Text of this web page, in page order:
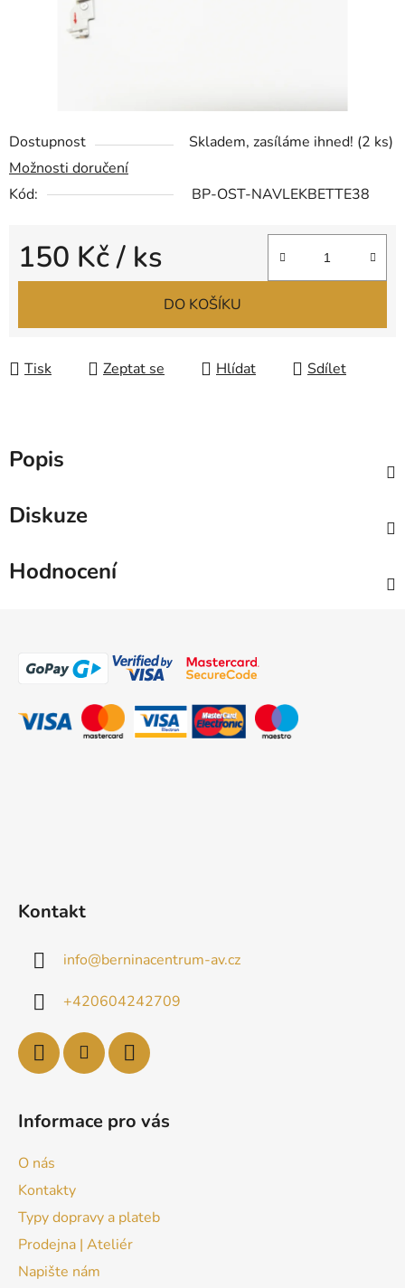
Dostupnost Skladem, zasíláme ihned! (2 ks)
Možnosti doručení
Kód:
BP-OST-NAVLEKBETTE38
150 Kč/ ks
Měrná cena:
DO KOŠÍKU
Tisk Zeptat se Hlídat Sdílet
Popis
Diskuze
Hodnocení
Kontakt
info@berninacentrum-av.cz
+420604242709
Informace pro vás
O nás
Kontakty
Typy dopravy a plateb
Prodejna | Ateliér
Napište nám